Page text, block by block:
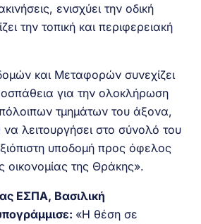
ενισχύει την οδική
την τοπική και περιφερειακή
και Μεταφορών συνεχίζει
για την ολοκλήρωση
τμημάτων του άξονα,
λειτουργήσει στο σύνολό του
υποδομή προς όφελος
οικονομίας της Θράκης».
ΕΣΠΑ, Βασιλική
«Η θέση σε